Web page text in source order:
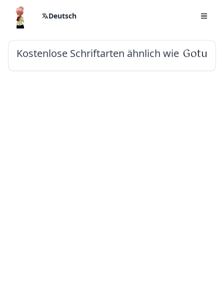
Deutsch
Kostenlose Schriftarten ähnlich wie Gotu